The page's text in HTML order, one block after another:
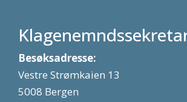
Besøksadresse:
Vestre Strømkaien 13
5008 Bergen